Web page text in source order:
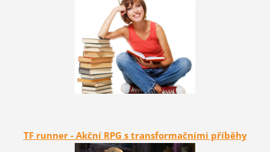
TF runner - Akční RPG s transformačními příběhy